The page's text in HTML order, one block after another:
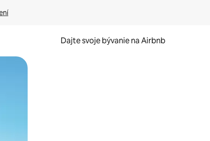
Dajte svoje bývanie na Airbnb